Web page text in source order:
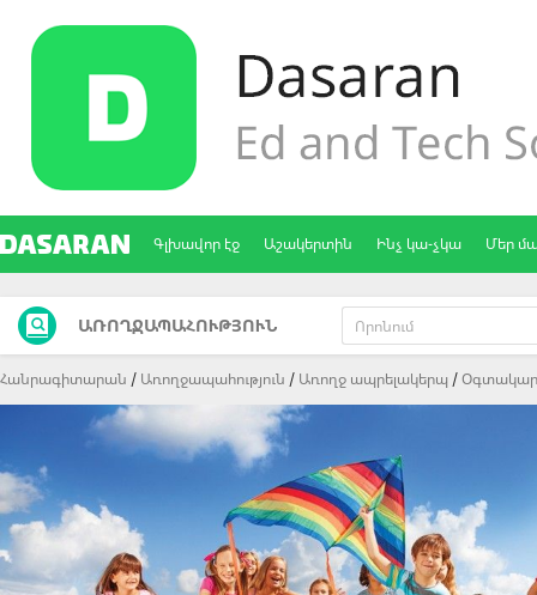
Գլխավոր էջ Աշակերտին Ինչ կա-չկա Մեր
ԱՌՈՂՋԱՊԱՀՈՒԹՅՈՒՆ
Հանրագիտարան Առողջապահություն Առողջ ապրելակերպ Oգտակար